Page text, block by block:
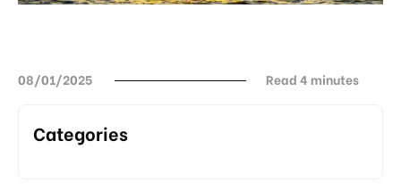
08/01/2025 Read 4 minutes
Categories